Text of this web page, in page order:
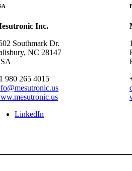
Inc.
Southmark Dr.
NC 28147
980 265 4015
LinkedIn